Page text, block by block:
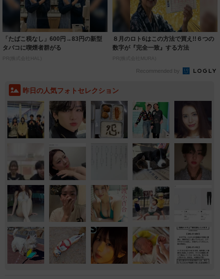
「たばこ税なし」600円→83円の新型
タバコに喫煙者群がる
PR(株式会社HAL)
８月のロト6はこの方法で買え!!６つの
数字が『完全一致』する方法
PR(株式会社MURA)
Recommended by
昨日の人気フォトセレクション